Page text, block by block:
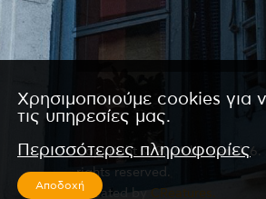
Copyright © 2026 by Kanali 6.
rights reserved.
CReated by CReatures.
Χρησιμοποιούμε cookies για
τις υπηρεσίες μας.
Περισσότερες πληροφορίες
Αποδοχή